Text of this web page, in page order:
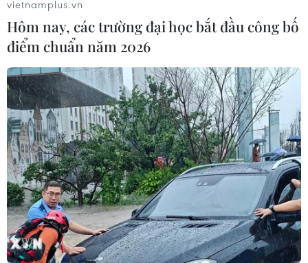
Quá hạn báo cáo kiểm kê đất đai, nhiều
tỉnh vẫn ‘dẫm chân tại chỗ’
Tính đến hết ngày 22/10/2020, cả nước mới chỉ có
43/63 tỉnh, thành phố hoàn thành công tác kiểm kê đất
đai và nộp kết quả, còn 20 địa phương chưa hoàn
thành, báo cáo về Bộ Tài nguyên và Môi trường.
vietnamplus.vn
Hôm nay, các trường đại học bắt đầu công bố
điểm chuẩn năm 2026